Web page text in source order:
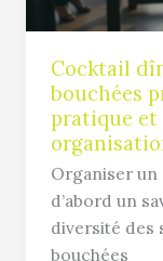
Cocktail
bouchées
pratique et
Organiser un
d’abord un
diversité des
bouchées
invité
Guide
pratique
et
conseils
pour
une
organisation
réussie